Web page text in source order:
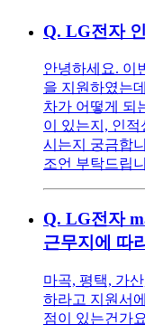
Q. LG전자
안녕하세요. 이
을 지원하였는
차가 어떻게 되
이 있는지, 인
시는지 궁금합
조언 부탁드립
Q. LG전자
근무지에 따
마곡, 평택, 가
하라고 지원서
점이 있는건가